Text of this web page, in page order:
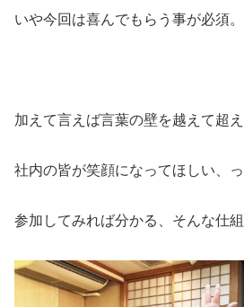
いや今回は喜んでもらう事が必須。
加えて言えば言葉の壁を越えて超え
社内の皆が笑顔になってほしい、っ
参加してみれば分かる、そんな仕組